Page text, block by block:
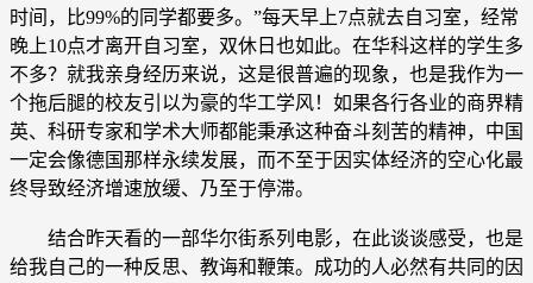
时间，比99%的同学都要多。”每天早上7点就去自习室，经常
晚上10点才离开自习室，双休日也如此。在华科这样的学生多
不多？就我亲身经历来说，这是很普遍的现象，也是我作为一
个拖后腿的校友引以为豪的华工学风！如果各行各业的商界精
英、科研专家和学术大师都能秉承这种奋斗刻苦的精神，中国
一定会像德国那样永续发展，而不至于因实体经济的空心化最
终导致经济增速放缓、乃至于停滞。
结合昨天看的一部华尔街系列电影，在此谈谈感受，也是
给我自己的一种反思、教诲和鞭策。成功的人必然有共同的因